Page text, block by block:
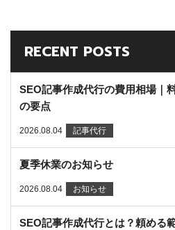
RECENT POSTS
SEO記事作成代行の費用相場｜
の要点
2026.08.04 記事代行
夏季休業のお知らせ
2026.08.04 お知らせ
SEO記事作成代行とは？頼める